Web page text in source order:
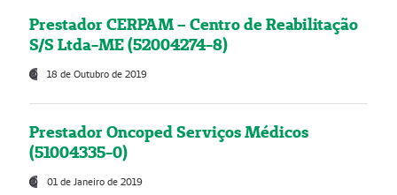
Prestador CERPAM – Centro de Reabilitação
S/S Ltda-ME (52004274-8)
18 de Outubro de 2019
Prestador Oncoped Serviços Médicos
(51004335-0)
01 de Janeiro de 2019